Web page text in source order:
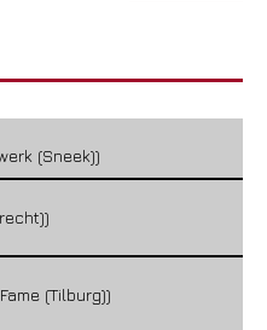
(Sneek))
(Tilburg))